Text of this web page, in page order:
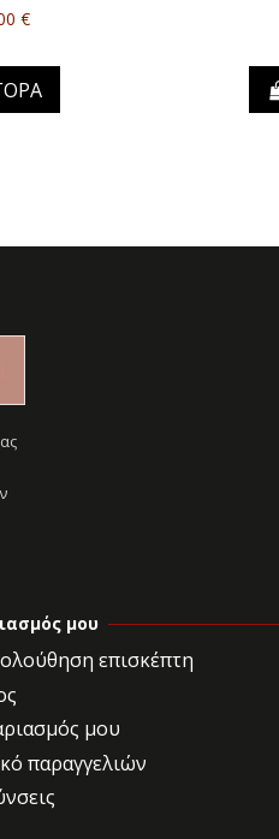
€
μου
επισκέπτη
μου
παραγγελιών